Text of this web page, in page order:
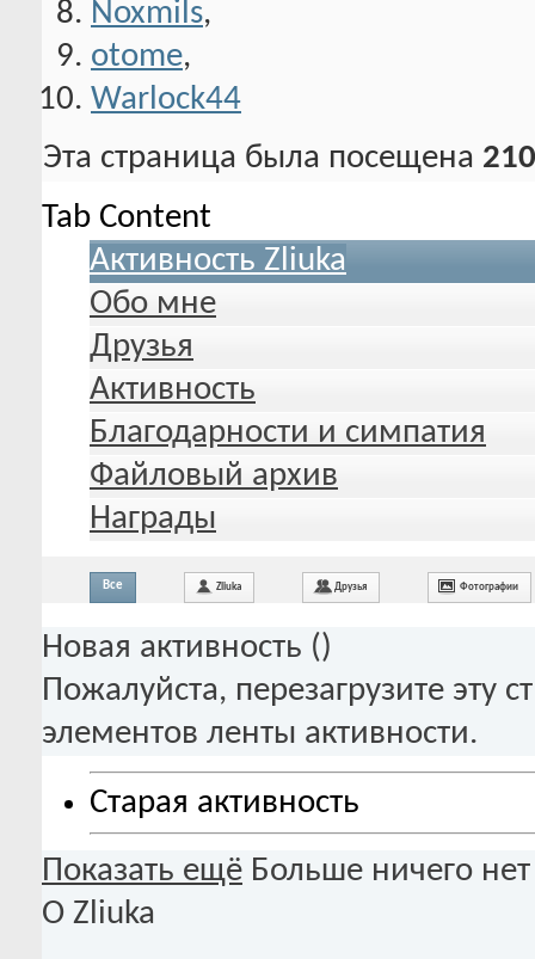
Noxmils,
otome,
Warlock44
Эта страница была посещена
Tab Content
Активность Zliuka
Обо мне
Друзья
Активность
Благодарности и симпатия
Файловый архив
Награды
Все Zliuka Друзья Фотографии
Новая активность ()
Пожалуйста, перезагрузите эту
элементов ленты активности.
Старая активность
Показать ещё Больше ничего нет
О Zliuka